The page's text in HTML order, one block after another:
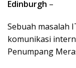
Edinburgh –
Sebuah masalah
komunikasi
Penumpang